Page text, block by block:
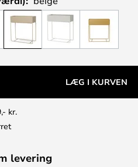
LÆG I KURVEN
kr.
levering